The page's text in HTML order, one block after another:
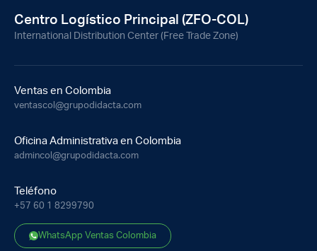
Centro Logístico Principal (ZFO-COL)
International Distribution Center (Free Trade Zone)
Ventas en Colombia
ventascol@grupodidacta.com
Oficina Administrativa en Colombia
admincol@grupodidacta.com
Teléfono
+57 60 1 8299790
WhatsApp Ventas Colombia